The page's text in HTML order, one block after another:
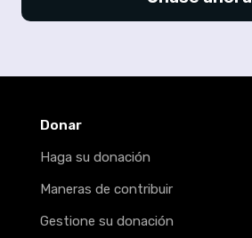
Donar
Haga su donación
Maneras de contribuir
Gestione su donación